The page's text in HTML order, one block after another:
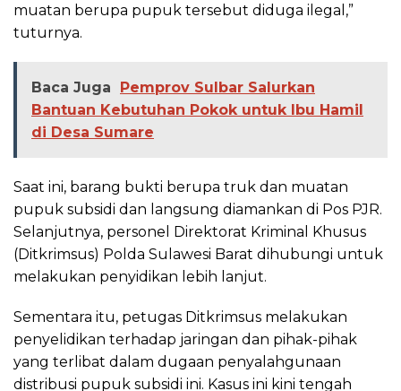
muatan berupa pupuk tersebut diduga ilegal,”
tuturnya.
Baca Juga
Pemprov Sulbar Salurkan
Bantuan Kebutuhan Pokok untuk Ibu Hamil
di Desa Sumare
Saat ini, barang bukti berupa truk dan muatan
pupuk subsidi dan langsung diamankan di Pos PJR.
Selanjutnya, personel Direktorat Kriminal Khusus
(Ditkrimsus) Polda Sulawesi Barat dihubungi untuk
melakukan penyidikan lebih lanjut.
Sementara itu, petugas Ditkrimsus melakukan
penyelidikan terhadap jaringan dan pihak-pihak
yang terlibat dalam dugaan penyalahgunaan
distribusi pupuk subsidi ini. Kasus ini kini tengah